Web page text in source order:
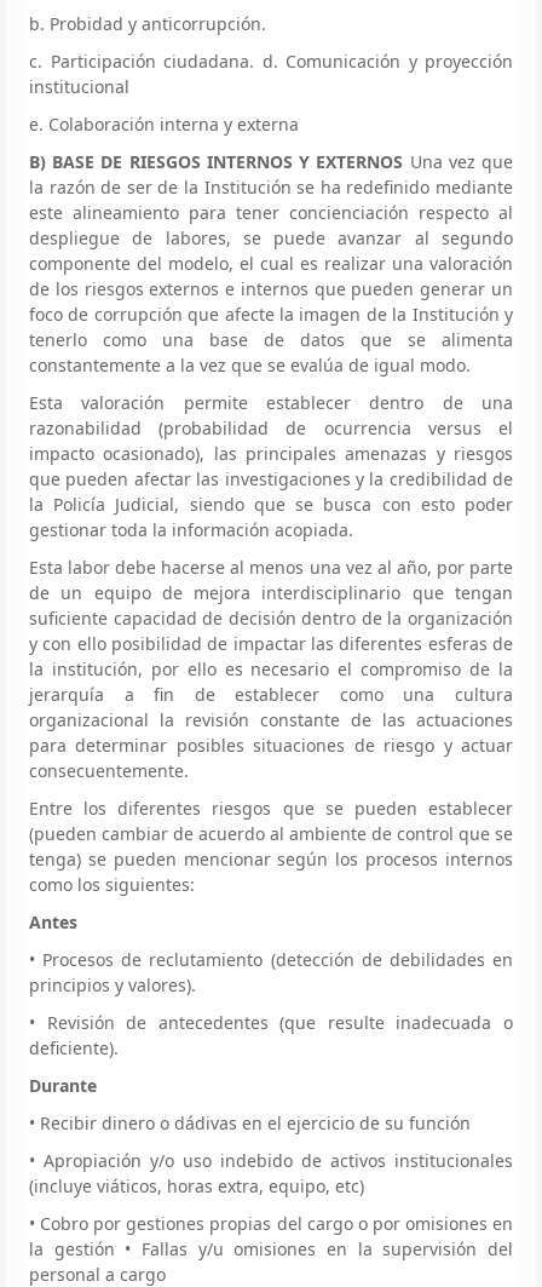
b. Probidad y anticorrupción.
c. Participación ciudadana. d. Comunicación y proyección
institucional
e. Colaboración interna y externa
B) BASE DE RIESGOS INTERNOS Y EXTERNOS Una vez que
la razón de ser de la Institución se ha redefinido mediante
este alineamiento para tener concienciación respecto al
despliegue de labores, se puede avanzar al segundo
componente del modelo, el cual es realizar una valoración
de los riesgos externos e internos que pueden generar un
foco de corrupción que afecte la imagen de la Institución y
tenerlo como una base de datos que se alimenta
constantemente a la vez que se evalúa de igual modo.
Esta valoración permite establecer dentro de una
razonabilidad (probabilidad de ocurrencia versus el
impacto ocasionado), las principales amenazas y riesgos
que pueden afectar las investigaciones y la credibilidad de
la Policía Judicial, siendo que se busca con esto poder
gestionar toda la información acopiada.
Esta labor debe hacerse al menos una vez al año, por parte
de un equipo de mejora interdisciplinario que tengan
suficiente capacidad de decisión dentro de la organización
y con ello posibilidad de impactar las diferentes esferas de
la institución, por ello es necesario el compromiso de la
jerarquía a fin de establecer como una cultura
organizacional la revisión constante de las actuaciones
para determinar posibles situaciones de riesgo y actuar
consecuentemente.
Entre los diferentes riesgos que se pueden establecer
(pueden cambiar de acuerdo al ambiente de control que se
tenga) se pueden mencionar según los procesos internos
como los siguientes:
Antes
• Procesos de reclutamiento (detección de debilidades en
principios y valores).
• Revisión de antecedentes (que resulte inadecuada o
deficiente).
Durante
• Recibir dinero o dádivas en el ejercicio de su función
• Apropiación y/o uso indebido de activos institucionales
(incluye viáticos, horas extra, equipo, etc)
• Cobro por gestiones propias del cargo o por omisiones en
la gestión • Fallas y/u omisiones en la supervisión del
personal a cargo